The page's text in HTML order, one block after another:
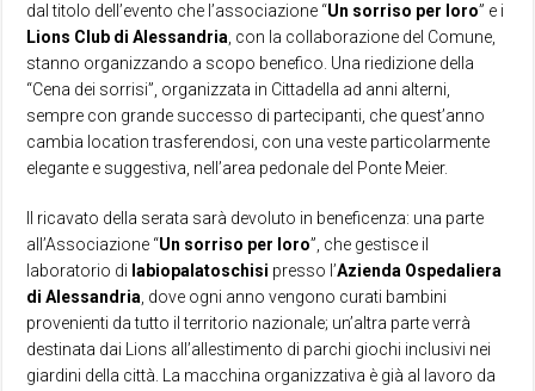
dal titolo dell’evento che l’associazione “Un sorriso per loro” e i
Lions Club di Alessandria , con la collaborazione del Comune,
stanno organizzando a scopo benefico. Una riedizione della
“Cena dei sorrisi”, organizzata in Cittadella ad anni alterni,
sempre con grande successo di partecipanti, che quest’anno
cambia location trasferendosi, con una veste particolarmente
elegante e suggestiva, nell’area pedonale del Ponte Meier.
Il ricavato della serata sarà devoluto in beneficenza: una parte
all’Associazione “Un sorriso per loro”, che gestisce il
laboratorio di labiopalatoschisi presso l’Azienda Ospedaliera
di Alessandria , dove ogni anno vengono curati bambini
provenienti da tutto il territorio nazionale; un’altra parte verrà
destinata dai Lions all’allestimento di parchi giochi inclusivi nei
giardini della città. La macchina organizzativa è già al lavoro da